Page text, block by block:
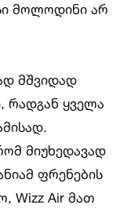
მოლოდინი არ
მშვიდად
რადგან ყველა
მიუხედავად
ფრენების
Wizz Air მათ